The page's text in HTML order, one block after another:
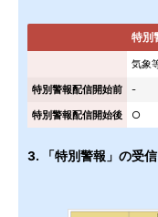
特別
気象
特別警報配信開始前
-
特別警報配信開始後
○
3. 「特別警報」の受